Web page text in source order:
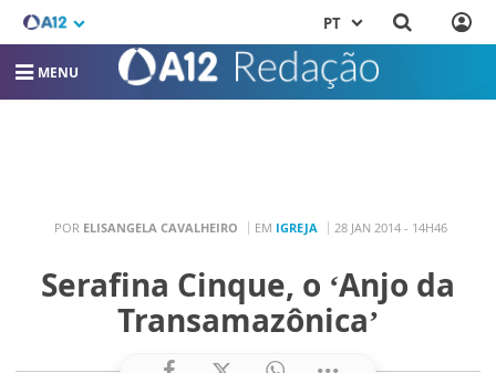
PT
MENU
POR ELISANGELA CAVALHEIRO EM IGREJA 28 JAN 2014 - 14H46
Serafina Cinque, o ‘Anjo da
Transamazônica’